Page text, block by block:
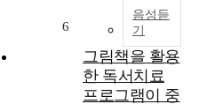
음성듣
기
6
그림책을 활용
한 독서치료
프로그램이 중